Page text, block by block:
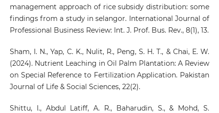
management approach of rice subsidy distribution: some
findings from a study in selangor. International Journal of
Professional Business Review: Int. J. Prof. Bus. Rev., 8(1), 13.
Sham, I. N., Yap, C. K., Nulit, R., Peng, S. H. T., & Chai, E. W.
(2024). Nutrient Leaching in Oil Palm Plantation: A Review
on Special Reference to Fertilization Application. Pakistan
Journal of Life & Social Sciences, 22(2).
Shittu, I., Abdul Latiff, A. R., Baharudin, S., & Mohd, S.